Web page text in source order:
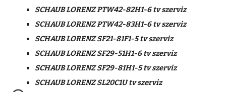
SCHAUB LORENZ PTW42-82H1-6 tv szerviz
SCHAUB LORENZ PTW42-83H1-6 tv szerviz
SCHAUB LORENZ SF21-81F1-5 tv szerviz
SCHAUB LORENZ SF29-51H1-6 tv szerviz
SCHAUB LORENZ SF29-81H1-5 tv szerviz
SCHAUB LORENZ SL20C1U tv szerviz